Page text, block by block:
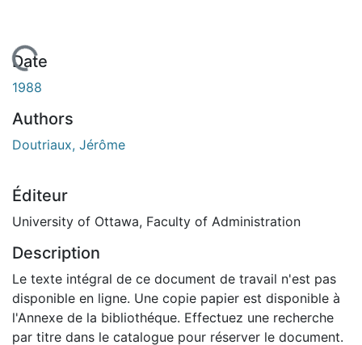
En cours de chargement...
Date
1988
Authors
Doutriaux, Jérôme
Éditeur
University of Ottawa, Faculty of Administration
Description
Le texte intégral de ce document de travail n'est pas
disponible en ligne. Une copie papier est disponible à
l'Annexe de la bibliothéque. Effectuez une recherche
par titre dans le catalogue pour réserver le document.